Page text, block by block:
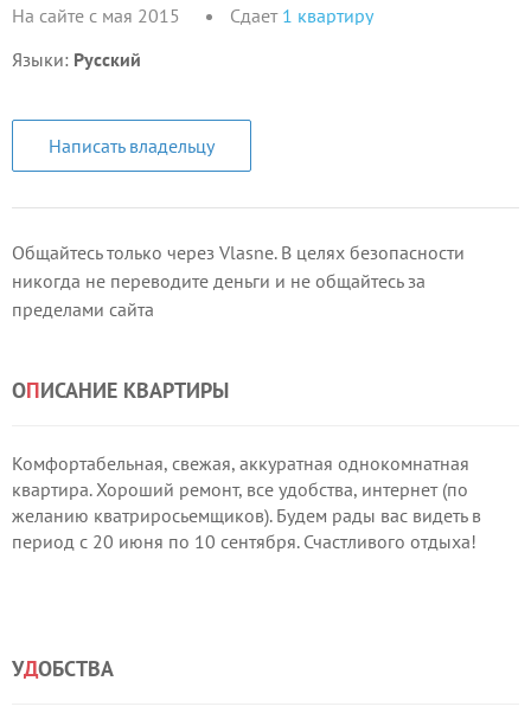
На сайте с мая 2015 Сдает 1 квартиру
Языки: Русский
Написать владельцу
Общайтесь только через Vlasne. В целях безопасности
никогда не переводите деньги и не общайтесь за
пределами сайта
ОПИСАНИЕ КВАРТИРЫ
Комфортабельная, свежая, аккуратная однокомнатная
квартира. Хороший ремонт, все удобства, интернет (по
желанию кватриросьемщиков). Будем рады вас видеть в
период с 20 июня по 10 сентября. Счастливого отдыха!
відпочинку!
УДОБСТВА